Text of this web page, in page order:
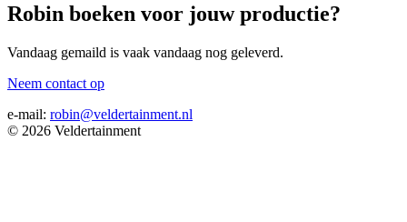
Robin boeken voor jouw productie?
Vandaag gemaild is vaak vandaag nog geleverd.
Neem contact op
e-mail: robin@veldertainment.nl
© 2026 Veldertainment